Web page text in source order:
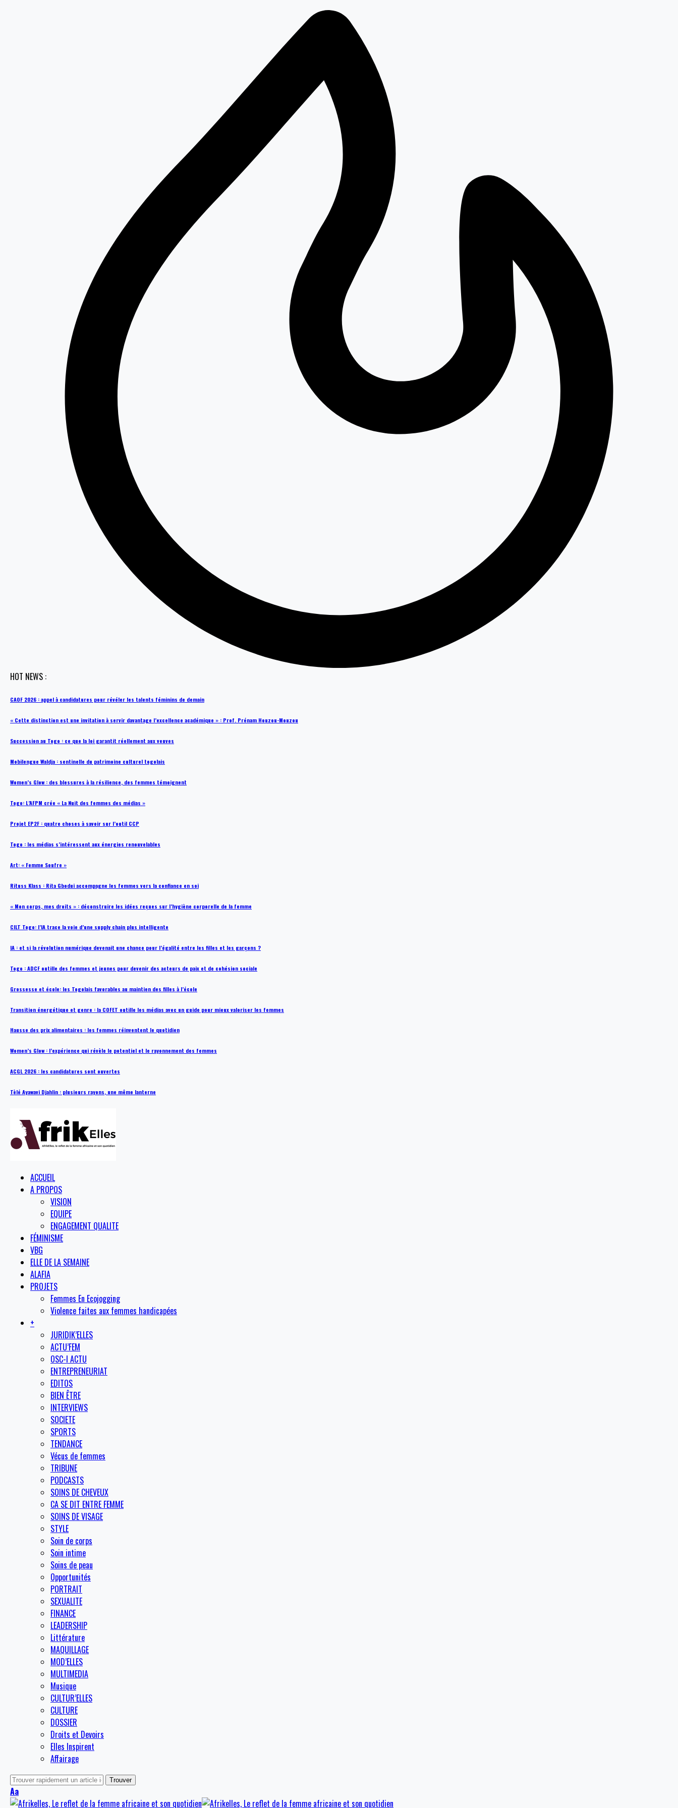
HOT NEWS :
CAOF 2026 : appel à candidatures pour révéler les talents féminins de demain
« Cette distinction est une invitation à servir davantage l’excellence académique » : Prof. Prénam Houzou-Mouzou
Succession au Togo : ce que la loi garantit réellement aux veuves
Mobilengue Waldja : sentinelle du patrimoine culturel togolais
Women’s Glow : des blessures à la résilience, des femmes témoignent
Togo: L’AFPM crée « La Nuit des femmes des médias »
Projet EP2F : quatre choses à savoir sur l’outil CCP
Togo : les médias s’intéressent aux énergies renouvelables
Art: « Femme Soufre »
Rituss Klass : Rita Gbodui accompagne les femmes vers la confiance en soi
« Mon corps, mes droits » : déconstruire les idées reçues sur l’hygiène corporelle de la femme
CILT Togo: l’IA trace la voie d’une supply chain plus intelligente
IA : et si la révolution numérique devenait une chance pour l’égalité entre les filles et les garçons ?
Togo : ADCF outille des femmes et jeunes pour devenir des acteurs de paix et de cohésion sociale
Grossesse et école: les Togolais favorables au maintien des filles à l’école
Transition énergétique et genre : la COFET outille les médias avec un guide pour mieux valoriser les femmes
Hausse des prix alimentaires : les femmes réinventent le quotidien
Women’s Glow : l’expérience qui révèle le potentiel et le rayonnement des femmes
ACGL 2026 : les candidatures sont ouvertes
Tèlé Ayawavi Djahlin : plusieurs rayons, une même lanterne
ACCUEIL
A PROPOS
VISION
EQUIPE
ENGAGEMENT QUALITE
FÉMINISME
VBG
ELLE DE LA SEMAINE
ALAFIA
PROJETS
Femmes En Ecojogging
Violence faites aux femmes handicapées
+
JURIDIK’ELLES
ACTU’FEM
OSC-I ACTU
ENTREPRENEURIAT
EDITOS
BIEN ÊTRE
INTERVIEWS
SOCIETE
SPORTS
TENDANCE
Vécus de femmes
TRIBUNE
PODCASTS
SOINS DE CHEVEUX
CA SE DIT ENTRE FEMME
SOINS DE VISAGE
STYLE
Soin de corps
Soin intime
Soins de peau
Opportunités
PORTRAIT
SEXUALITE
FINANCE
LEADERSHIP
Littérature
MAQUILLAGE
MOD’ELLES
MULTIMEDIA
Musique
CULTUR’ELLES
CULTURE
DOSSIER
Droits et Devoirs
Elles Inspirent
Affairage
Aa